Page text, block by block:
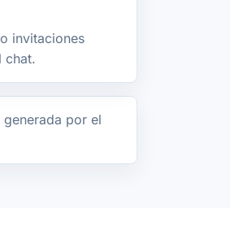
invitaciones
chat.
por el